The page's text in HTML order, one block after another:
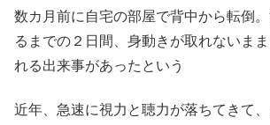
数カ月前に自宅の部屋で背中から転倒
るまでの２日間、身動きが取れないま
れる出来事があったという
近年、急速に視力と聴力が落ちてきて